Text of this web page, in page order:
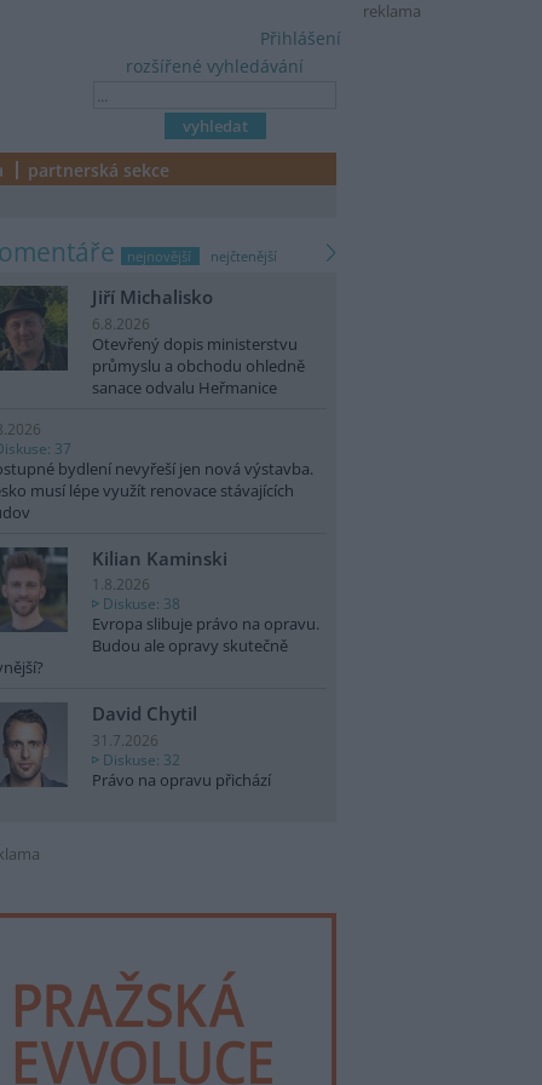
reklama
rozšířené vyhledávání
Přihlášení
partnerská sekce
nejnovější nejčtenější
Jiří Michalisko
6.8.2026
Otevřený dopis ministerstvu
průmyslu a obchodu ohledně
sanace odvalu Heřmanice
37
bydlení nevyřeší jen nová výstavba.
musí lépe využít renovace stávajících
Kilian Kaminski
1.8.2026
Diskuse: 38
Evropa slibuje právo na opravu.
Budou ale opravy skutečně
David Chytil
31.7.2026
Diskuse: 32
Právo na opravu přichází